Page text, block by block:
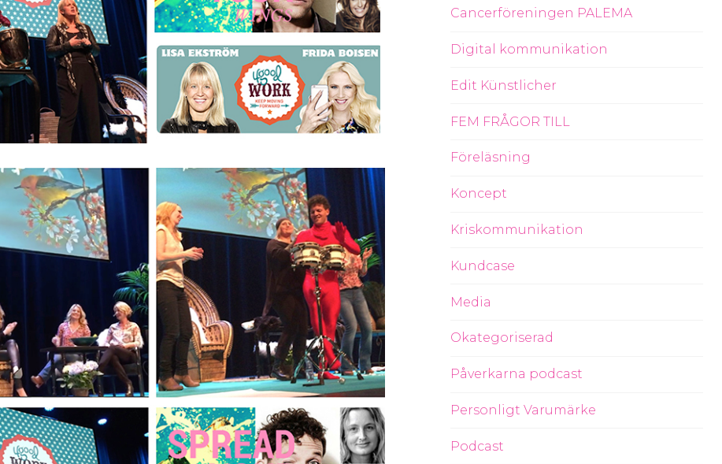
Cancerföreningen PALEMA
Digital kommunikation
Edit Künstlicher
FEM FRÅGOR TILL
Föreläsning
Koncept
Kriskommunikation
Kundcase
Media
Okategoriserad
Påverkarna podcast
Personligt Varumärke
Podcast